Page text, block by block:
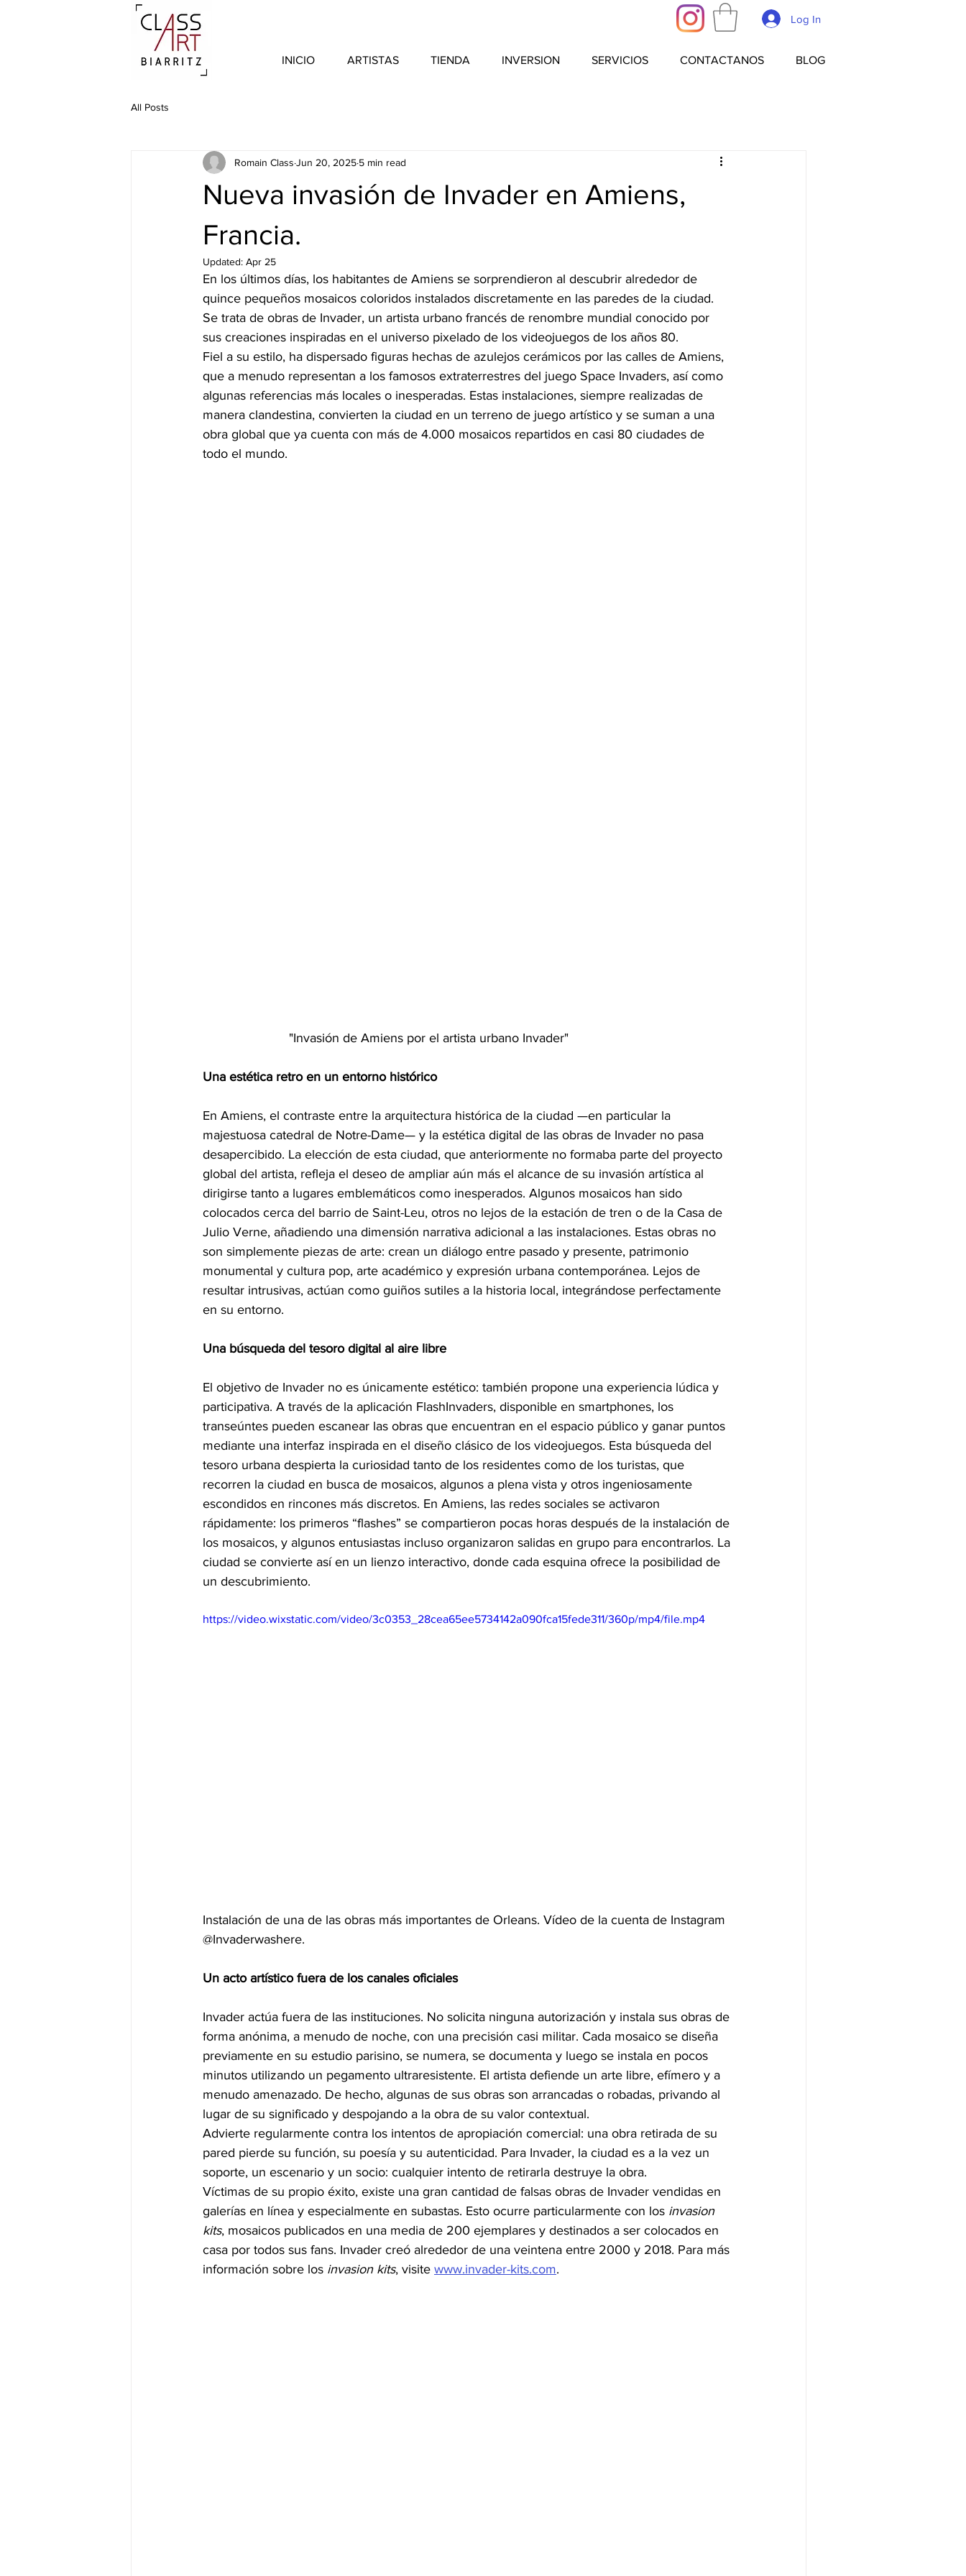
Log In
INICIO ARTISTAS TIENDA INVERSION SERVICIOS CONTACTANOS BLOG
All Posts
Nueva invasión de Invader en Amiens,
Francia.
Romain Class Jun 20, 2025 5 min read
Updated: Apr 25
En los últimos días, los habitantes de Amiens se sorprendieron al descubrir alrededor de
quince pequeños mosaicos coloridos instalados discretamente en las paredes de la ciudad.
Se trata de obras de Invader, un artista urbano francés de renombre mundial conocido por
sus creaciones inspiradas en el universo pixelado de los videojuegos de los años 80.
Fiel a su estilo, ha dispersado figuras hechas de azulejos cerámicos por las calles de Amiens,
que a menudo representan a los famosos extraterrestres del juego Space Invaders, así como
algunas referencias más locales o inesperadas. Estas instalaciones, siempre realizadas de
manera clandestina, convierten la ciudad en un terreno de juego artístico y se suman a una
obra global que ya cuenta con más de 4.000 mosaicos repartidos en casi 80 ciudades de
todo el mundo.
			"Invasión de Amiens por el artista urbano Invader"
Una estética retro en un entorno histórico
En Amiens, el contraste entre la arquitectura histórica de la ciudad —en particular la
majestuosa catedral de Notre-Dame— y la estética digital de las obras de Invader no pasa
desapercibido. La elección de esta ciudad, que anteriormente no formaba parte del proyecto
global del artista, refleja el deseo de ampliar aún más el alcance de su invasión artística al
dirigirse tanto a lugares emblemáticos como inesperados. Algunos mosaicos han sido
colocados cerca del barrio de Saint-Leu, otros no lejos de la estación de tren o de la Casa de
Julio Verne, añadiendo una dimensión narrativa adicional a las instalaciones. Estas obras no
son simplemente piezas de arte: crean un diálogo entre pasado y presente, patrimonio
monumental y cultura pop, arte académico y expresión urbana contemporánea. Lejos de
resultar intrusivas, actúan como guiños sutiles a la historia local, integrándose perfectamente
en su entorno.
Una búsqueda del tesoro digital al aire libre
El objetivo de Invader no es únicamente estético: también propone una experiencia lúdica y
participativa. A través de la aplicación FlashInvaders, disponible en smartphones, los
transeúntes pueden escanear las obras que encuentran en el espacio público y ganar puntos
mediante una interfaz inspirada en el diseño clásico de los videojuegos. Esta búsqueda del
tesoro urbana despierta la curiosidad tanto de los residentes como de los turistas, que
recorren la ciudad en busca de mosaicos, algunos a plena vista y otros ingeniosamente
escondidos en rincones más discretos. En Amiens, las redes sociales se activaron
rápidamente: los primeros “flashes” se compartieron pocas horas después de la instalación de
los mosaicos, y algunos entusiastas incluso organizaron salidas en grupo para encontrarlos. La
ciudad se convierte así en un lienzo interactivo, donde cada esquina ofrece la posibilidad de
un descubrimiento.
https://video.wixstatic.com/video/3c0353_28cea65ee5734142a090fca15fede311/360p/mp4/file.mp4
Instalación de una de las obras más importantes de Orleans. Vídeo de la cuenta de Instagram
@Invaderwashere.
Un acto artístico fuera de los canales oficiales
Invader actúa fuera de las instituciones. No solicita ninguna autorización y instala sus obras de
forma anónima, a menudo de noche, con una precisión casi militar. Cada mosaico se diseña
previamente en su estudio parisino, se numera, se documenta y luego se instala en pocos
minutos utilizando un pegamento ultraresistente. El artista defiende un arte libre, efímero y a
menudo amenazado. De hecho, algunas de sus obras son arrancadas o robadas, privando al
lugar de su significado y despojando a la obra de su valor contextual.
Advierte regularmente contra los intentos de apropiación comercial: una obra retirada de su
pared pierde su función, su poesía y su autenticidad. Para Invader, la ciudad es a la vez un
soporte, un escenario y un socio: cualquier intento de retirarla destruye la obra.
Víctimas de su propio éxito, existe una gran cantidad de falsas obras de Invader vendidas en
galerías en línea y especialmente en subastas. Esto ocurre particularmente con los invasion
kits, mosaicos publicados en una media de 200 ejemplares y destinados a ser colocados en
casa por todos sus fans. Invader creó alrededor de una veintena entre 2000 y 2018. Para más
información sobre los invasion kits, visite www.invader-kits.com.